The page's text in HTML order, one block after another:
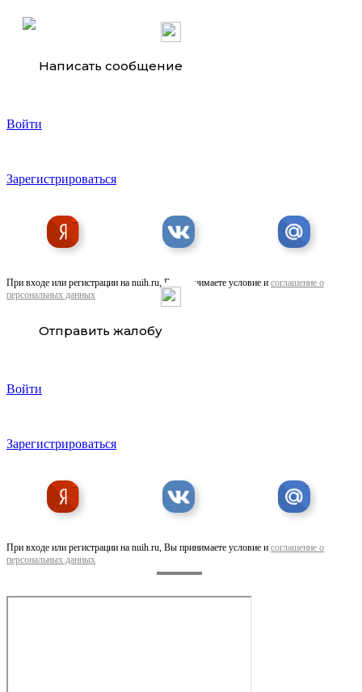
REMA TIP TOP Cement SC 4000 негорючий, черный
Написать сообщение
Войти
Зарегистрироваться
При входе или регистрации на nuih.ru, Вы принимаете условие и соглашение о
персональных данных
Отправить жалобу
Войти
Зарегистрироваться
При входе или регистрации на nuih.ru, Вы принимаете условие и соглашение о
персональных данных